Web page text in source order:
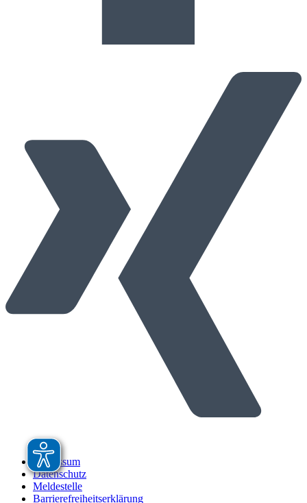
Impressum
Datenschutz
Meldestelle
Barrierefreiheitserklärung